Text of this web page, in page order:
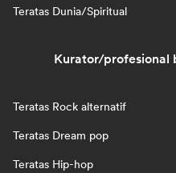
Teratas Dunia/Spiritual
Kurator/profesional
Teratas Rock alternatif
Teratas Dream pop
Teratas Hip-hop